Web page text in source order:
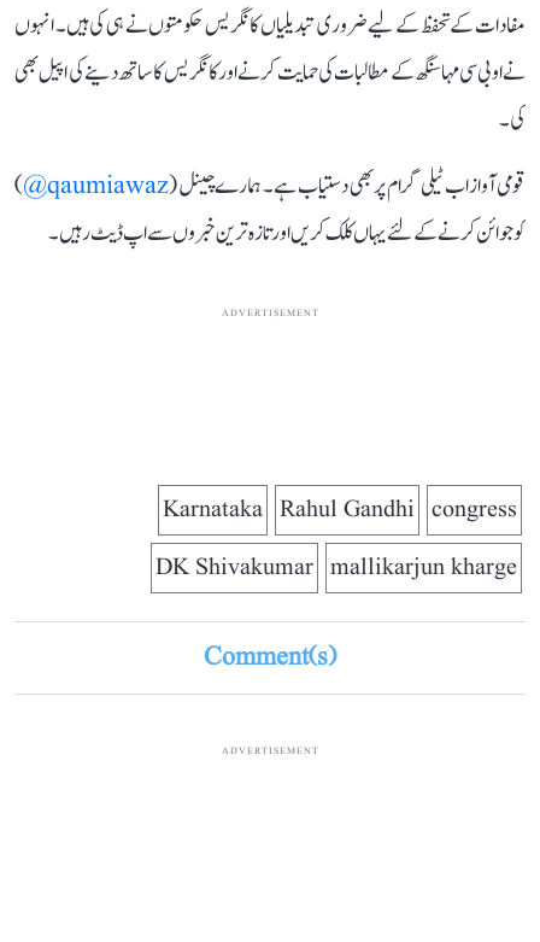
مفادات کے تحفظ کے لیے ضروری تبدیلیاں کانگریس حکومتوں نے ہی کی ہیں۔ انہوں
نے او بی سی مہاسنگھ کے مطالبات کی حمایت کرنے اور کانگریس کا ساتھ دینے کی اپیل بھی
کی۔
قومی آواز اب ٹیلی گرام پر بھی دستیاب ہے۔ ہمارے چینل (qaumiawaz@
)
کو جوائن کرنے کے لئے یہاں کلک کریں اور تازہ ترین خبروں سے اپ ڈیٹ رہیں۔
ADVERTISEMENT
congress
Rahul Gandhi
Karnataka
mallikarjun kharge
DK Shivakumar
Comment(s)
ADVERTISEMENT